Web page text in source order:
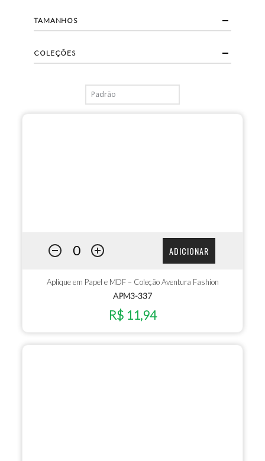
ADICIONAR
Aplique em Papel e MDF – Coleção Aventura Fashion
APM3-337
R$ 11,94
TAMANHOS
COLEÇÕES